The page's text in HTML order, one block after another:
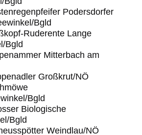
Podersdorfer
Bgld
Ruderente Lange
Bgld
Mitterbach am
Großkrut/NÖ
Bgld
Biologische
Bgld
Weindlau/NÖ